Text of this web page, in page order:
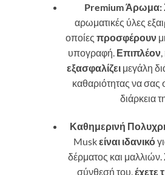
Premium Άρωμα:
αρωματικές ύλες
οποίες προσφέρουν
υπογραφή. Επιπλέον
εξασφαλίζειμεγάλη
καθαριότητας να σας
διάρκεια
Καθημερινή
Muskείναι ιδανικό
δέρματος και μαλλιών.
σύνθεσή του,έχετε